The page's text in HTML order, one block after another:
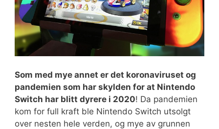
Som med mye annet er det koronaviruset og
pandemien som har skylden for at Nintendo
Switch har blitt dyrere i 2020! Da pandemien
kom for full kraft ble Nintendo Switch utsolgt
over nesten hele verden, og mye av grunnen